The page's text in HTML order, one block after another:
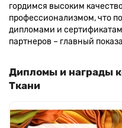
гордимся высоким
профессионализмом, что
дипломами и
партнеров – главный
Дипломы и награды
Ткани